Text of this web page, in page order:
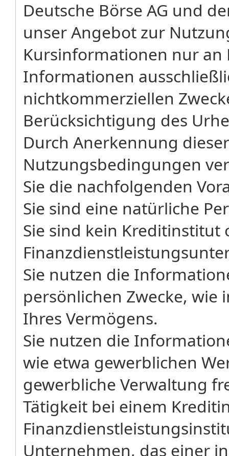
Deutsche Börse AG und
unser Angebot zur
Kursinformationen nur an
Informationen
nichtkommerziellen
Berücksichtigung des
Durch Anerkennung
Nutzungsbedingungen
Sie die nachfolgenden
Sie sind eine natürliche
Sie sind kein Kreditinstitut
Sie nutzen die
persönlichen Zwecke, wie
Ihres Vermögens.
Sie nutzen die
wie etwa gewerblichen
gewerbliche Verwaltung
Tätigkeit bei einem
Unternehmen, das einer